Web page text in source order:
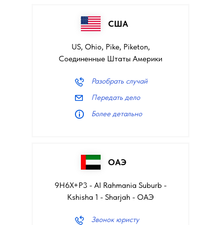
9H6X+P3 - Al Rahmania Suburb -
Kshisha 1 - Sharjah - ОАЭ
ОАЭ
US, Ohio, Pike, Piketon,
Соединенные Штаты Америки
США
Разобрать случай
Передать дело
Более детально
Звонок юристу